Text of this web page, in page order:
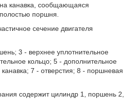
канавка, сообщающаяся
поршня.
сечение двигателя
3 - верхнее уплотнительное
кольцо; 5 - дополнительное
7 - отверстия; 8 - поршневая
содержит цилиндр 1, поршень 2,